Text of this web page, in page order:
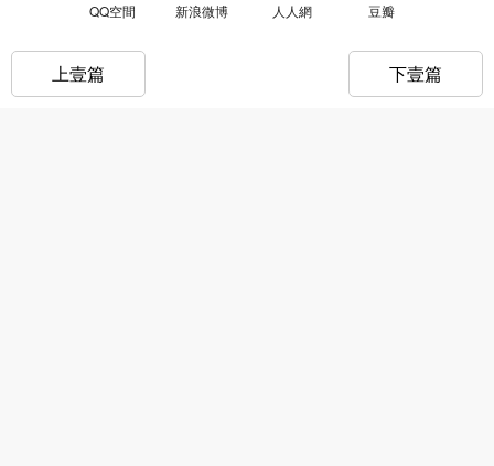
QQ空間 新浪微博 人人網 豆瓣
上壹篇 下壹篇